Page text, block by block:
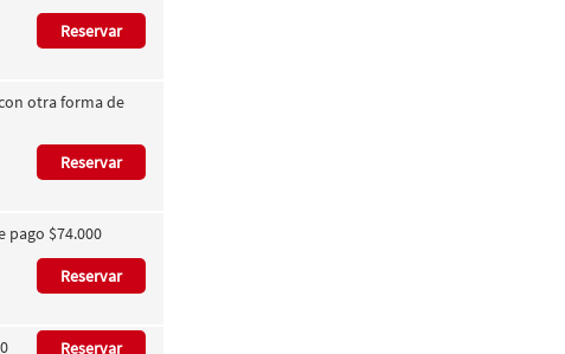
Reservar
otra forma de
Reservar
pago $74.000
Reservar
Reservar